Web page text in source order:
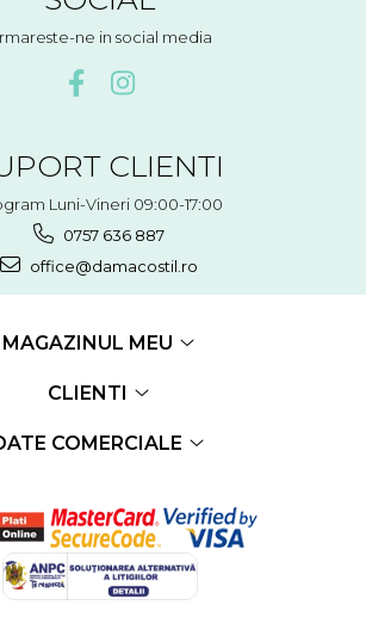
ne in social media
CLIENTI
Luni-Vineri 09:00-17:00
0757 636 887
office@damacostil.ro
MAGAZINUL MEU
CLIENTI
COMERCIALE